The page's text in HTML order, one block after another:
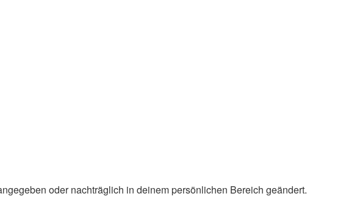
oder nachträglich in deinem persönlichen Bereich geändert.